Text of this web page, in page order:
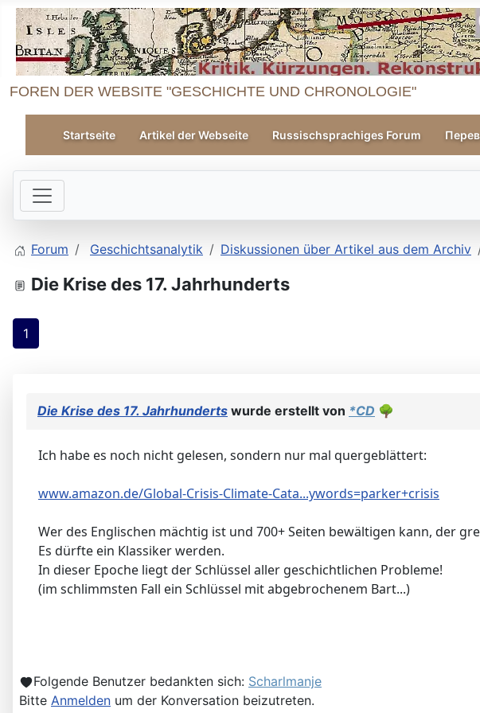
FOREN DER WEBSITE "GESCHICHTE UND CHRONOLOGIE"
Startseite Artikel der Webseite Russischsprachiges Forum
Forum Geschichtsanalytik Diskussionen über Artikel aus dem Archiv
Die Krise des 17. Jahrhunderts
1
Die Krise des 17. Jahrhunderts wurde erstellt von *CD 🌳
Ich habe es noch nicht gelesen, sondern nur mal quergeblättert:
www.amazon.de/Global-Crisis-Climate-Cata...ywords=parker+crisis
Wer des Englischen mächtig ist und 700+ Seiten bewältigen kann, der
Es dürfte ein Klassiker werden.
In dieser Epoche liegt der Schlüssel aller geschichtlichen Probleme!
(im schlimmsten Fall ein Schlüssel mit abgebrochenem Bart...)
Folgende Benutzer bedankten sich: Scharlmanje
Bitte Anmelden um der Konversation beizutreten.